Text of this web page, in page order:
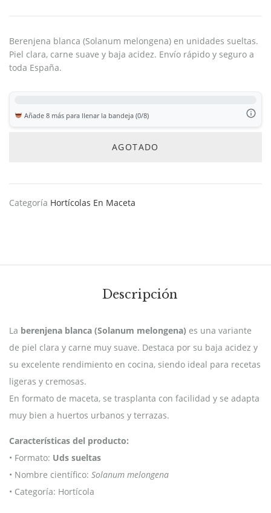
Berenjena blanca (Solanum melongena) en unidades sueltas.
Piel clara, carne suave y baja acidez. Envío rápido y seguro a
toda España.
Añade 8 más para llenar la bandeja (0/8)
AGOTADO
Categoría Hortícolas En Maceta
Descripción
La berenjena blanca (Solanum melongena) es una variante
de piel clara y carne muy suave. Destaca por su baja acidez y
su excelente rendimiento en cocina, siendo ideal para recetas
ligeras y cremosas.
En formato de maceta, se trasplanta con facilidad y se adapta
muy bien a huertos urbanos y terrazas.
Características del producto:
• Formato: Uds sueltas
• Nombre científico: Solanum melongena
• Categoría: Hortícola